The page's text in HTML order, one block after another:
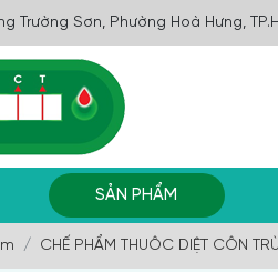
Trường Sơn, Phường Hoà Hưng,
SẢN PHẨM
CHẾ PHẨM THUÔC DIỆT CÔN